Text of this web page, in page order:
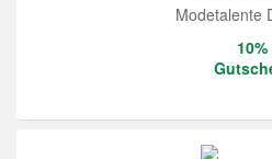
Modetalente
10%